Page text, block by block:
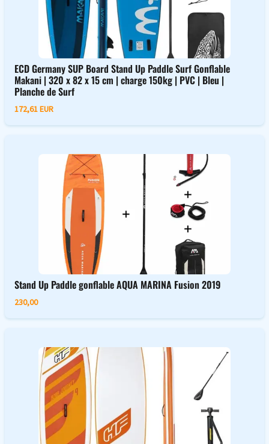
ECD Germany SUP Board Stand Up Paddle Surf Gonflable
Makani | 320 x 82 x 15 cm | charge 150kg | PVC | Bleu |
Planche de Surf
172,61 EUR
Stand Up Paddle gonflable AQUA MARINA Fusion 2019
230,00